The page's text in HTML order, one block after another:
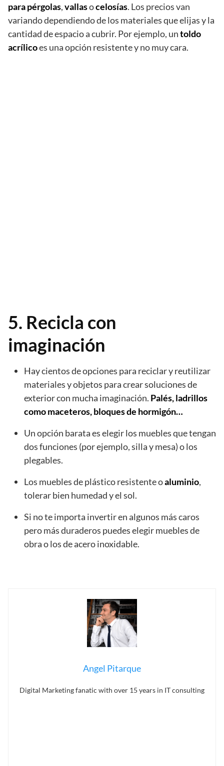
para pérgolas,vallasocelosías. Los precios van
variando dependiendo de los materiales que elijas y la
cantidad de espacio a cubrir. Por ejemplo, untoldo
acrílicoes una opción resistente y no muy cara.
5. Recicla con
imaginación
Hay cientos de opciones para reciclar y reutilizar
materiales y objetos para crear soluciones de
exterior con mucha imaginación. Palés, ladrillos
como maceteros, bloques de hormigón…
Un opción barata es elegir los muebles que tengan
dos funciones (por ejemplo, silla y mesa) o los
plegables.
Los muebles de plástico resistente oaluminio,
tolerar bien humedad y el sol.
Si no te importa invertir en algunos más caros
pero más duraderos puedes elegir muebles de
obra o los de acero inoxidable.
Angel Pitarque
Digital Marketing fanatic with over 15 years in IT consulting